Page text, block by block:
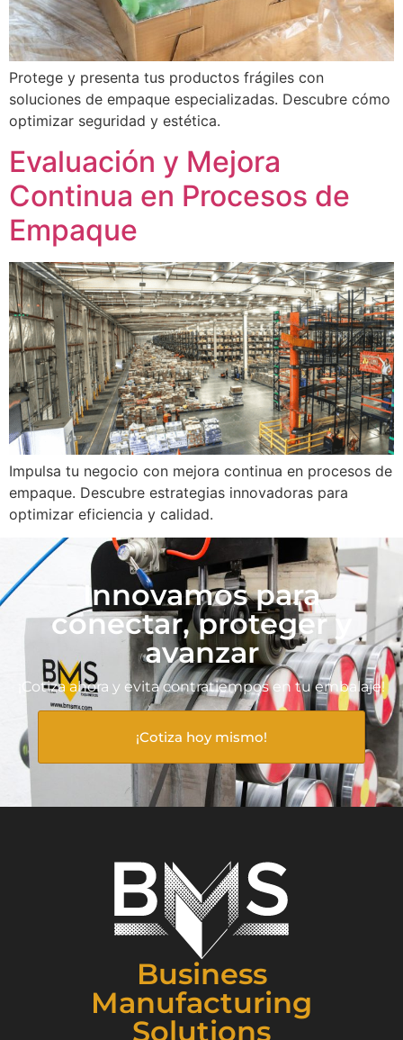
Protege y presenta tus productos frágiles con
soluciones de empaque especializadas. Descubre cómo
optimizar seguridad y estética.
Evaluación y Mejora
Continua en Procesos de
Empaque
Impulsa tu negocio con mejora continua en procesos de
empaque. Descubre estrategias innovadoras para
optimizar eficiencia y calidad.
Innovamos para
conectar, proteger y
avanzar
¡Cotiza ahora y evita contratiempos en tu embalaje!
¡Cotiza hoy mismo!
Business
Manufacturing
Solutions